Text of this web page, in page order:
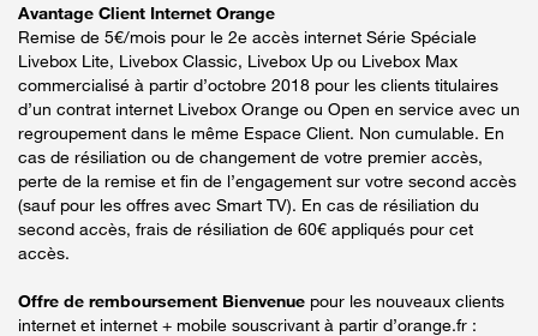
Avantage Client Internet Orange
Remise de 5€/mois pour le 2e accès internet Série Spéciale
Livebox Lite, Livebox Classic, Livebox Up ou Livebox Max
commercialisé à partir d’octobre 2018 pour les clients titulaires
d’un contrat internet Livebox Orange ou Open en service avec un
regroupement dans le même Espace Client. Non cumulable. En
cas de résiliation ou de changement de votre premier accès,
perte de la remise et fin de l’engagement sur votre second accès
(sauf pour les offres avec Smart TV). En cas de résiliation du
second accès, frais de résiliation de 60€ appliqués pour cet
accès.
Offre de remboursement Bienvenue pour les nouveaux clients
internet et internet + mobile souscrivant à partir d’orange.fr :